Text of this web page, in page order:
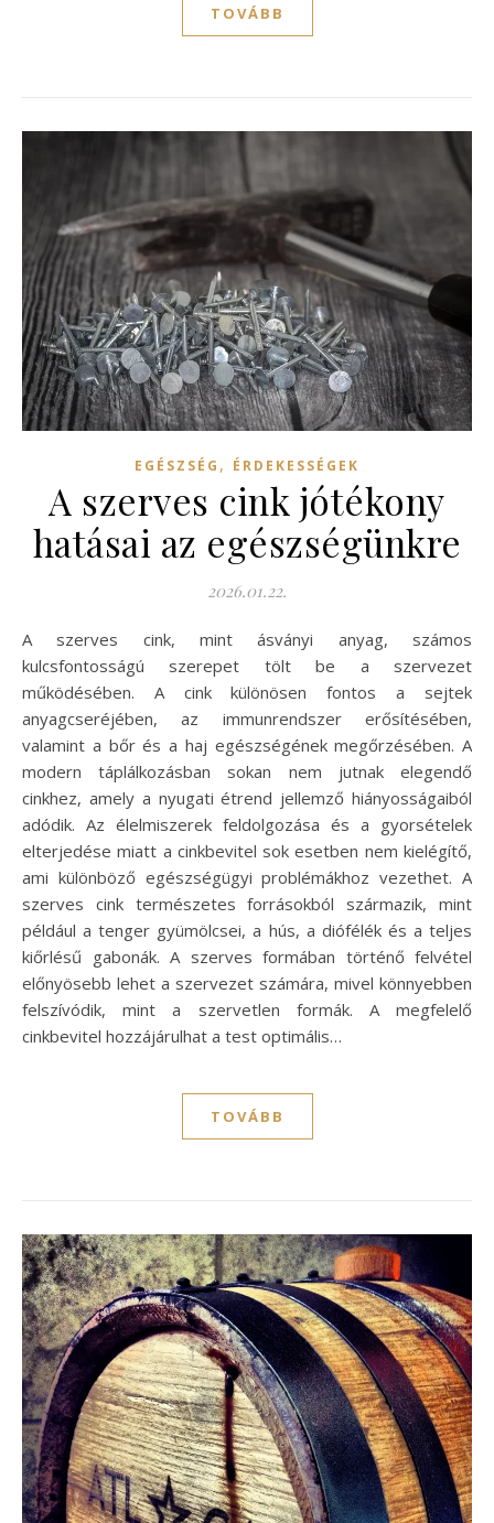
TOVÁBB
EGÉSZSÉG , ÉRDEKESSÉGEK
A szerves cink jótékony
hatásai az egészségünkre
2026.01.22.
A szerves cink, mint ásványi anyag, számos
kulcsfontosságú szerepet tölt be a szervezet
működésében. A cink különösen fontos a sejtek
anyagcseréjében, az immunrendszer erősítésében,
valamint a bőr és a haj egészségének megőrzésében. A
modern táplálkozásban sokan nem jutnak elegendő
cinkhez, amely a nyugati étrend jellemző hiányosságaiból
adódik. Az élelmiszerek feldolgozása és a gyorsételek
elterjedése miatt a cinkbevitel sok esetben nem kielégítő,
ami különböző egészségügyi problémákhoz vezethet. A
szerves cink természetes forrásokból származik, mint
például a tenger gyümölcsei, a hús, a diófélék és a teljes
kiőrlésű gabonák. A szerves formában történő felvétel
előnyösebb lehet a szervezet számára, mivel könnyebben
felszívódik, mint a szervetlen formák. A megfelelő
cinkbevitel hozzájárulhat a test optimális…
TOVÁBB